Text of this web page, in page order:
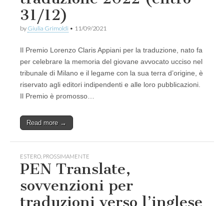
31/12)
by Giulia Grimoldi • 11/09/2021
Il Premio Lorenzo Claris Appiani per la traduzione, nato fa
per celebrare la memoria del giovane avvocato ucciso nel
tribunale di Milano e il legame con la sua terra d’origine, è
riservato agli editori indipendenti e alle loro pubblicazioni.
Il Premio è promosso…
Read more →
ESTERO PROSSIMAMENTE
PEN Translate,
sovvenzioni per
traduzioni verso l’inglese